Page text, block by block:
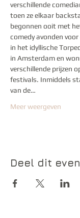
verschillende
toen ze elkaar
begonnen ooit met
comedy avonden
in het idyllische
in Amsterdam en
verschillende prijzen
festivals. Inmiddels
van de…
Meer weergeven
Deel dit